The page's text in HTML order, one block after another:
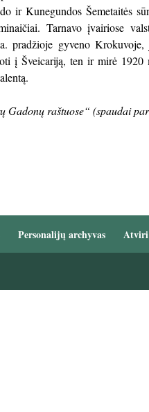
ir Kunegundos Šemetaitės
Tarnavo įvairiose
pradžioje gyveno
į Šveicariją, ten ir mirė
Gadonų raštuose“ (spaudai
Personalijų archyvas Atviri